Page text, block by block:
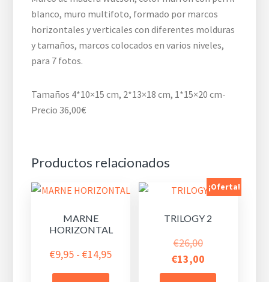
blanco, muro multifoto, formado por marcos
horizontales y verticales con diferentes molduras
y tamaños, marcos colocados en varios niveles,
para 7 fotos.
Tamaños 4*10×15 cm, 2*13×18 cm, 1*15×20 cm-
Precio 36,00€
Productos relacionados
MARNE
HORIZONTAL
€9,95 - €14,95Rango
¡Oferta!
TRILOGY 2
€26,00El
precio
original
€13,00
precio